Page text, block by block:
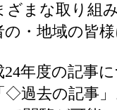
ざまな取り組
の・地域の皆
年度の記事
◇過去の記事